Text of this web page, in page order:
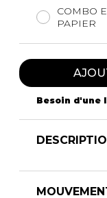
COMBO
PAPIER
Besoin d'une